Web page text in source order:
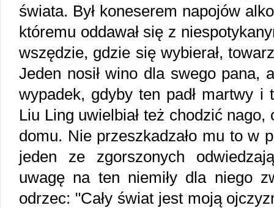
świata. Był koneserem napojów
któremu oddawał się z
wszędzie, gdzie się wybierał,
Jeden nosił wino dla swego pana,
wypadek, gdyby ten padł martwy i
Liu Ling uwielbiał też chodzić
domu. Nie przeszkadzało mu to w
jeden ze zgorszonych
uwagę na ten niemiły dla niego
odrzec: "Cały świat jest moją